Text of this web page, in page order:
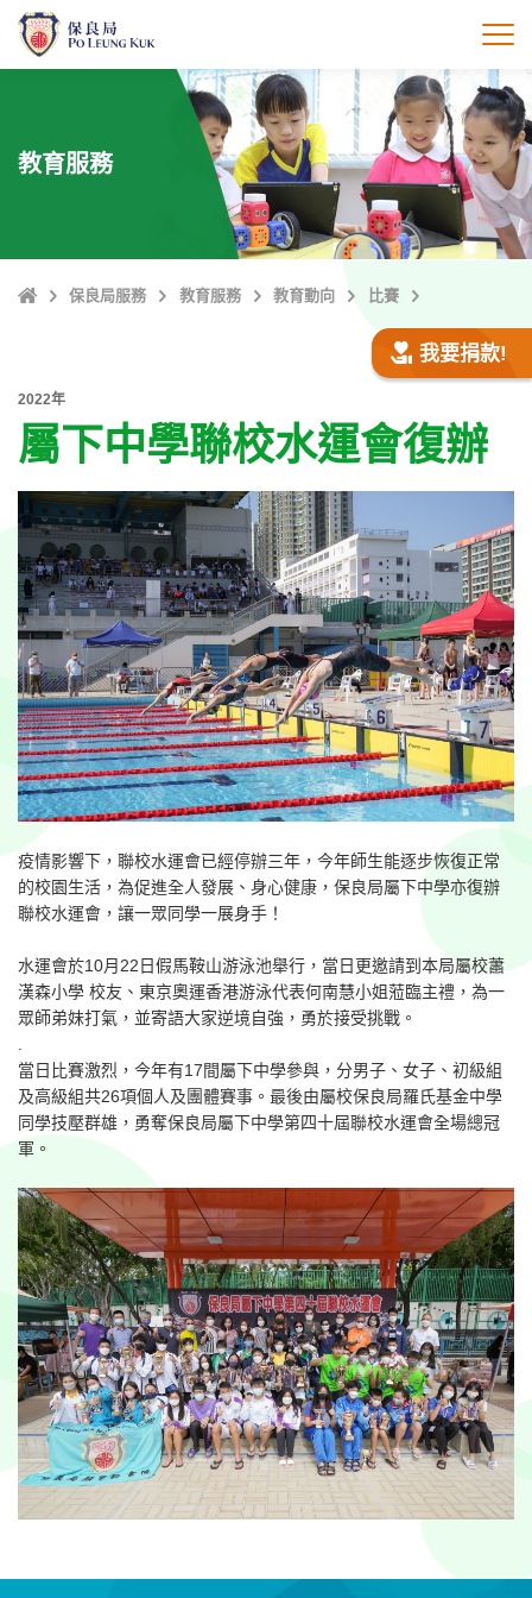
打
教育服務
主
保良局服務 教育服務 教育動向 比賽
我要捐款!
2022年
屬下中學聯校水運會復辦
疫情影響下，聯校水運會已經停辦三年，今年師生能逐步恢復正常
的校園生活，為促進全人發展、身心健康，保良局屬下中學亦復辦
聯校水運會，讓一眾同學一展身手！
水運會於10月22日假馬鞍山游泳池舉行，當日更邀請到本局屬校蕭
漢森小學 校友、東京奧運香港游泳代表何南慧小姐蒞臨主禮，為一
眾師弟妹打氣，並寄語大家逆境自強，勇於接受挑戰。
當日比賽激烈，今年有17間屬下中學參與，分男子、女子、初級組
及高級組共26項個人及團體賽事。最後由屬校保良局羅氏基金中學
同學技壓群雄，勇奪保良局屬下中學第四十屆聯校水運會全場總冠
軍。